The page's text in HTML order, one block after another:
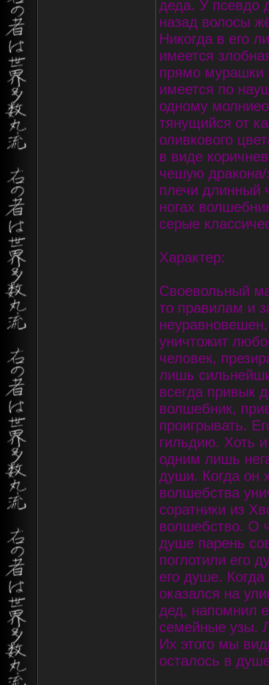
деда. У псевдо
назад волосы
Никогда в его
имеется
прямо мурашки
имеется по
одному
тянущийся от
оливкового
в виде
чешую
плечи длинный
ногах
серые
Характер:
Своевольный
то правилам и
уничтожит
человек,
лишь
всегда привык
волшебник,
проигрывать.
гильдию. Хоть
одним лишь
души. Когда он
волшебства
соратники из
волшебство. О
душе парень
поглотили его
его душе.
оказался на
дед, напомнил
семейные узы.
Их этого мы
осталось в